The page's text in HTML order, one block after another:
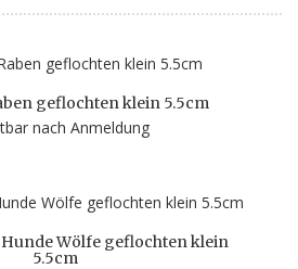
geflochten klein 5.5cm
nach Anmeldung
Wölfe geflochten klein
5.5cm